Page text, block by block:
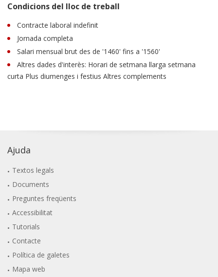
Condicions del lloc de treball
Contracte laboral indefinit
Jornada completa
Salari mensual brut des de '1460' fins a '1560'
Altres dades d'interès: Horari de setmana llarga setmana
curta Plus diumenges i festius Altres complements
Ajuda
Textos legals
Documents
Preguntes freqüents
Accessibilitat
Tutorials
Contacte
Política de galetes
Mapa web